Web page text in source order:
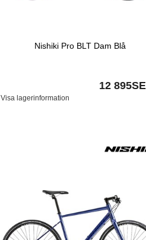
Nishiki Pro BLT Dam Blå
12
Visa lagerinformation